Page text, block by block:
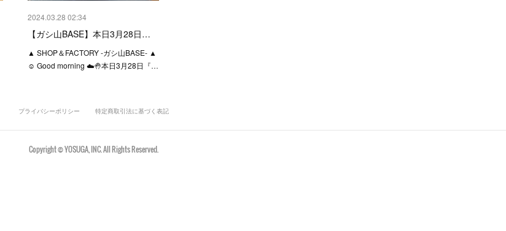
2024.03.28 02:34
【ガシ山BASE】本日3月28日…
▲ SHOP＆FACTORY -ガシ山BASE- ▲
☺︎ Good morning ☁️🤚本日3月28日『…
プライバシーポリシー 特定商取引法に基づく表記
Copyright © YOSUGA, INC. All Rights Reserved.